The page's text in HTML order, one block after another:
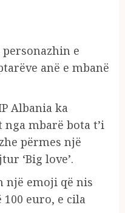
e
anë e mbanë
Albania ka
mbarë bota t’i
përmes një
‘Big love’.
një emoji që nis
euro, e cila